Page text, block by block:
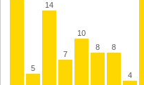
5
14
7
10
8 8
4